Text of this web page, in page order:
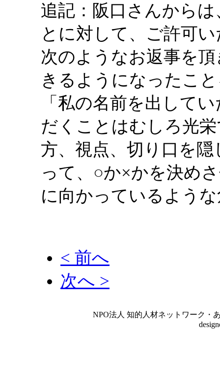
追記：阪口さんから
とに対して、ご許可
次のようなお返事を
きるようになったこ
「私の名前を出して
だくことはむしろ光
方、視点、切り口を
って、○か×かを決め
に向かっているよう
< 前へ
次へ >
NPO法人 知的人材ネットワーク・